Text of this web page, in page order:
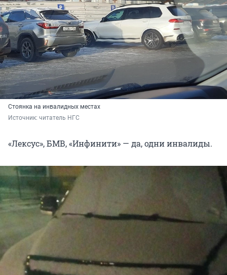
Стоянка на инвалидных местах
Источник: читатель НГС
«Лексус», БМВ, «Инфинити» — да, одни инвалиды.